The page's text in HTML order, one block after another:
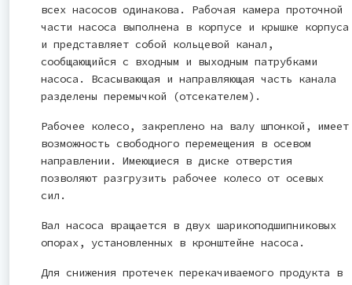
всех насосов одинакова. Рабочая камера проточной
части насоса выполнена в корпусе и крышке корпуса
и представляет собой кольцевой канал,
сообщающийся с входным и выходным патрубками
насоса. Всасывающая и направляющая часть канала
разделены перемычкой (отсекателем).
Рабочее колесо, закреплено на валу шпонкой, имеет
возможность свободного перемещения в осевом
направлении. Имеющиеся в диске отверстия
позволяют разгрузить рабочее колесо от осевых
сил.
Вал насоса вращается в двух шарикоподшипниковых
опорах, установленных в кронштейне насоса.
Для снижения протечек перекачиваемого продукта в